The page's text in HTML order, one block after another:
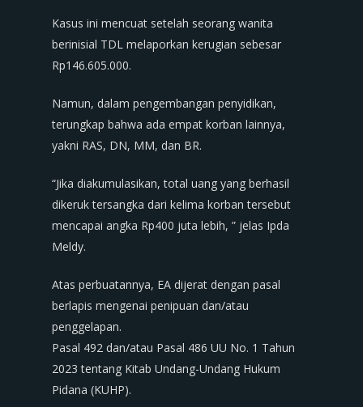
Kasus ini mencuat setelah seorang wanita
berinisial TDL melaporkan kerugian sebesar
Rp146.605.000.
Namun, dalam pengembangan penyidikan,
terungkap bahwa ada empat korban lainnya,
yakni RAS, DN, MM, dan BR.
“Jika diakumulasikan, total uang yang berhasil
dikeruk tersangka dari kelima korban tersebut
mencapai angka Rp400 juta lebih, ” jelas Ipda
Meldy.
Atas perbuatannya, EA dijerat dengan pasal
berlapis mengenai penipuan dan/atau
penggelapan.
Pasal 492 dan/atau Pasal 486 UU No. 1 Tahun
2023 tentang Kitab Undang-Undang Hukum
Pidana (KUHP).